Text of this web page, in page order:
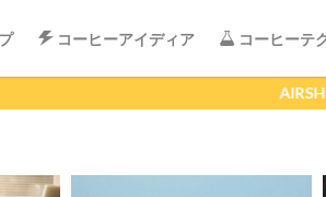
コーヒーアイディア コーヒーテ
AIRSHIP COFFEE ＼おかげ